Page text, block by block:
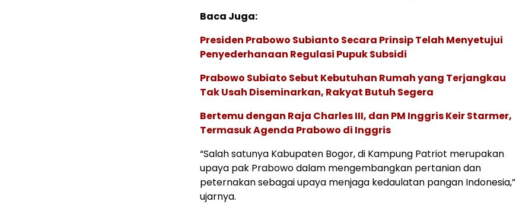
Baca Juga:
Presiden Prabowo Subianto Secara Prinsip Telah Menyetujui
Penyederhanaan Regulasi Pupuk Subsidi
Prabowo Subiato Sebut Kebutuhan Rumah yang Terjangkau
Tak Usah Diseminarkan, Rakyat Butuh Segera
Bertemu dengan Raja Charles III, dan PM Inggris Keir Starmer,
Termasuk Agenda Prabowo di Inggris
“Salah satunya Kabupaten Bogor, di Kampung Patriot merupakan
upaya pak Prabowo dalam mengembangkan pertanian dan
peternakan sebagai upaya menjaga kedaulatan pangan Indonesia,”
ujarnya.